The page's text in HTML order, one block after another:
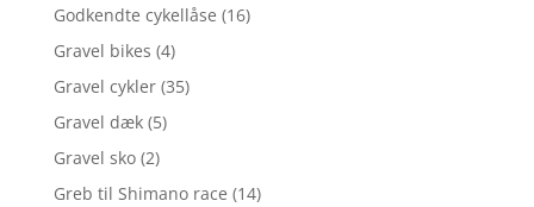
Godkendte cykellåse (16)
Gravel bikes (4)
Gravel cykler (35)
Gravel dæk (5)
Gravel sko (2)
Greb til Shimano race (14)